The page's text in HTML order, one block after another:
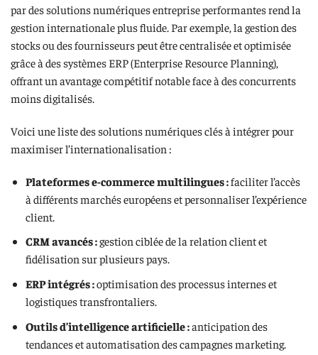
par des solutions numériques entreprise performantes rend la
gestion internationale plus fluide. Par exemple, la gestion des
stocks ou des fournisseurs peut être centralisée et optimisée
grâce à des systèmes ERP (Enterprise Resource Planning),
offrant un avantage compétitif notable face à des concurrents
moins digitalisés.
Voici une liste des solutions numériques clés à intégrer pour
maximiser l’internationalisation :
Plateformes e-commerce multilingues :faciliter l’accès
à différents marchés européens et personnaliser l’expérience
client.
CRM avancés :gestion ciblée de la relation client et
fidélisation sur plusieurs pays.
ERP intégrés :optimisation des processus internes et
logistiques transfrontaliers.
Outils d’intelligence artificielle :anticipation des
tendances et automatisation des campagnes marketing.